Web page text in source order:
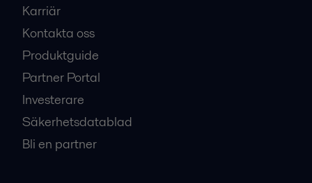
Karriär
Kontakta oss
Produktguide
Partner Portal
Investerare
Säkerhetsdatablad
Bli en partner